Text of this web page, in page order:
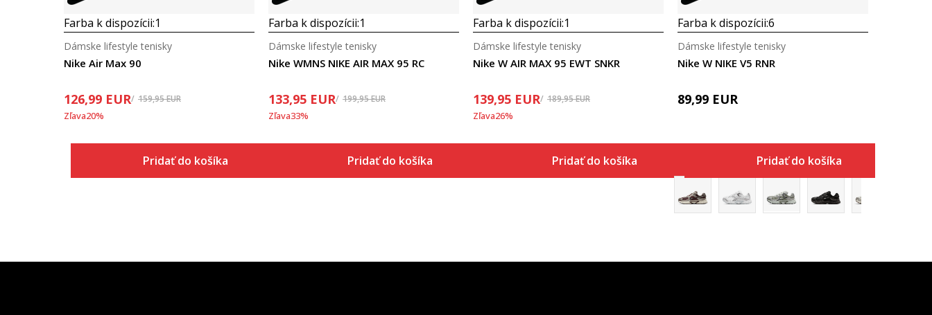
Farba k dispozícii:1
Nike Air Max 90
Dámske lifestyle tenisky
126,99 EUR 159,95EUR
Zľava20%
Pridať do košíka
Farba k dispozícii:1
Nike WMNS NIKE AIR MAX 95 RC
Dámske lifestyle tenisky
133,95 EUR 199,95EUR
Zľava33%
Pridať do košíka
Farba k dispozícii:1
Nike W AIR MAX 95 EWT SNKR
Dámske lifestyle tenisky
139,95 EUR 189,95EUR
Zľava26%
Pridať do košíka
Farba k dispozícii:6
Nike W NIKE V5 RNR
Dámske lifestyle tenisky
89,99 EUR
Pridať do košíka